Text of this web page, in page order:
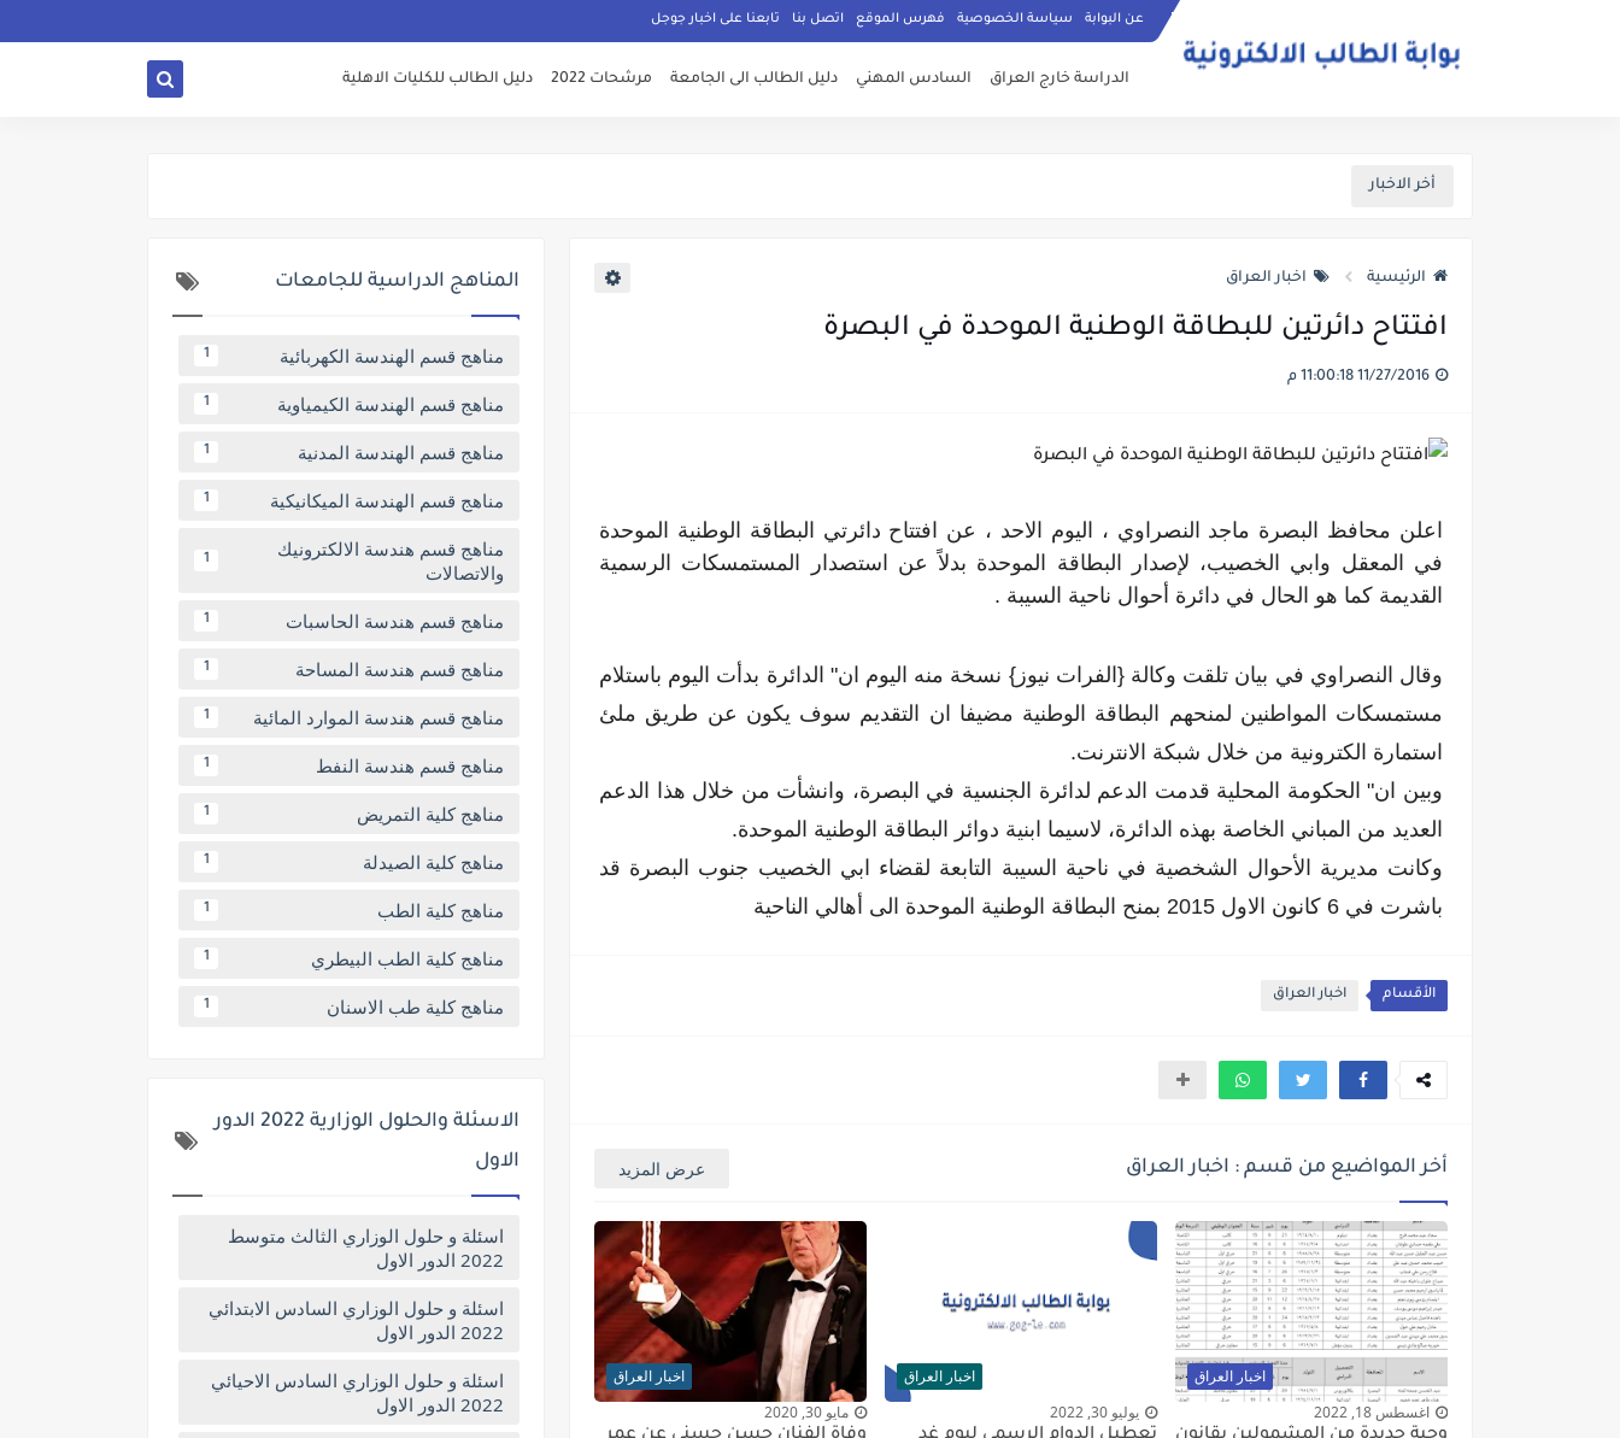
عن البوابة سياسة الخصوصية فهرس الموقع اتصل بنا تابعنا على اخبار جوجل
الدراسة خارج العراق السادس المهني دليل الطالب الى الجامعة مرشحات 2022 دليل الطالب للكليات الاهلية
أخر الاخبار
الرئيسية اخبار العراق
افتتاح دائرتين للبطاقة الوطنية الموحدة في البصرة
اعلن محافظ البصرة ماجد النصراوي ، اليوم الاحد ، عن افتتاح دائرتي البطاقة الوطنية الموحدة
في المعقل وابي الخصيب، لإصدار البطاقة الموحدة بدلاً عن استصدار المستمسكات الرسمية
القديمة كما هو الحال في دائرة أحوال ناحية السيبة .
وقال النصراوي في بيان تلقت وكالة {الفرات نيوز} نسخة منه اليوم ان" الدائرة بدأت اليوم باستلام
مستمسكات المواطنين لمنحهم البطاقة الوطنية مضيفا ان التقديم سوف يكون عن طريق ملئ
استمارة الكترونية من خلال شبكة الانترنت.
وبين ان" الحكومة المحلية قدمت الدعم لدائرة الجنسية في البصرة، وانشأت من خلال هذا الدعم
العديد من المباني الخاصة بهذه الدائرة، لاسيما ابنية دوائر البطاقة الوطنية الموحدة.
وكانت مديرية الأحوال الشخصية في ناحية السيبة التابعة لقضاء ابي الخصيب جنوب البصرة قد
باشرت في 6 كانون الاول 2015 بمنح البطاقة الوطنية الموحدة الى أهالي الناحية
الأقسام اخبار العراق
أخر المواضيع من قسم : اخبار العراق عرض المزيد
اخبار العراق
اغسطس 18, 2022
اخبار العراق
يوليو 30, 2022
اخبار العراق
مايو 30, 2020
المناهج الدراسية للجامعات
مناهج قسم الهندسة الكهربائية 1
مناهج قسم الهندسة الكيمياوية 1
مناهج قسم الهندسة المدنية 1
مناهج قسم الهندسة الميكانيكية 1
مناهج قسم هندسة الالكترونيك
والاتصالات
1
مناهج قسم هندسة الحاسبات 1
مناهج قسم هندسة المساحة 1
مناهج قسم هندسة الموارد المائية 1
مناهج قسم هندسة النفط 1
مناهج كلية التمريض 1
مناهج كلية الصيدلة 1
مناهج كلية الطب 1
مناهج كلية الطب البيطري 1
مناهج كلية طب الاسنان 1
الاسئلة والحلول الوزارية 2022 الدور
الاول
اسئلة و حلول الوزاري الثالث متوسط
2022 الدور الاول
اسئلة و حلول الوزاري السادس الابتدائي
2022 الدور الاول
اسئلة و حلول الوزاري السادس الاحيائي
2022 الدور الاول